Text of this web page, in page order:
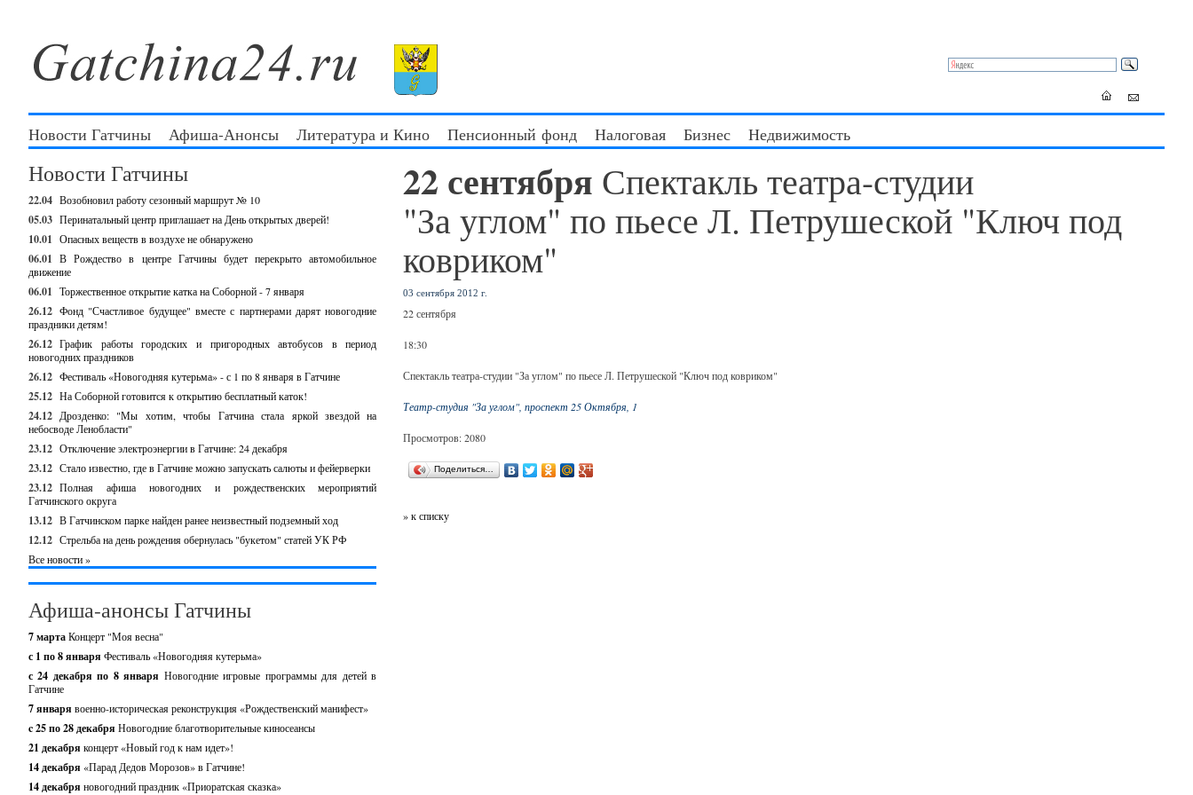
Новости Гатчины Афиша-Анонсы Литература и Кино Пенсионный фонд Налоговая Бизнес Недвижимость
Новости Гатчины
22.04 Возобновил работу сезонный маршрут № 10
05.03 Перинатальный центр приглашает на День открытых дверей!
10.01 Опасных веществ в воздухе не обнаружено
06.01 В Рождество в центре Гатчины будет перекрыто автомобильное
движение
06.01 Торжественное открытие катка на Соборной - 7 января
26.12 Фонд "Счастливое будущее" вместе с партнерами дарят новогодние
праздники детям!
26.12 График работы городских и пригородных автобусов в период
новогодних праздников
26.12 Фестиваль «Новогодняя кутерьма» - с 1 по 8 января в Гатчине
25.12 На Соборной готовится к открытию бесплатный каток!
24.12 Дрозденко: "Мы хотим, чтобы Гатчина стала яркой звездой на
небосводе Ленобласти"
23.12 Отключение электроэнергии в Гатчине: 24 декабря
23.12 Стало известно, где в Гатчине можно запускать салюты и фейерверки
23.12 Полная афиша новогодних и рождественских мероприятий
Гатчинского округа
13.12 В Гатчинском парке найден ранее неизвестный подземный ход
12.12 Стрельба на день рождения обернулась "букетом" статей УК РФ
Все новости »
Афиша-анонсы Гатчины
7 мартаКонцерт "Моя весна"
с 1 по 8 января Фестиваль «Новогодняя кутерьма»
с 24 декабря по 8 января Новогодние игровые программы для детей в
Гатчине
7 января военно-историческая реконструкция «Рождественский манифест»
c 25 по 28 декабря Новогодние благотворительные киносеансы
21 декабря концерт «Новый год к нам идет»!
14 декабря «Парад Дедов Морозов» в Гатчине!
14 декабря новогодний праздник «Приоратская сказка»
22 сентября Спектакль театра-студии
"За углом" по пьесе Л. Петрушеской "Ключ под
ковриком"
03 сентября 2012 г.
22 сентября
18:30
Спектакль театра-студии "За углом" по пьесе Л. Петрушеской "Ключ под ковриком"
Театр-студия "За углом", проспект 25 Октября, 1
Просмотров: 2080
Поделиться…
» к списку